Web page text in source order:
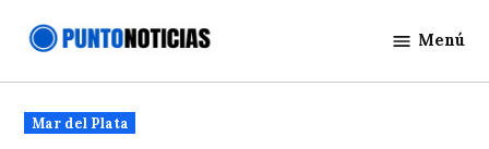
Noticias
Menú
Publicado
en
Mar del Plata